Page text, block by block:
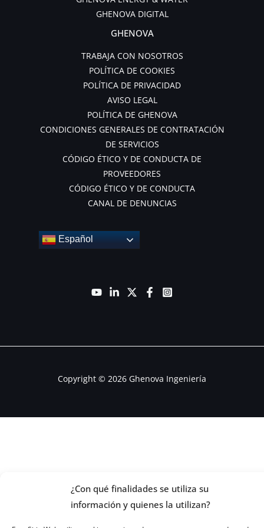
¿Con qué finalidades se utiliza su
información y quienes la utilizan?
GHENOVA DIGITAL
GHENOVA
TRABAJA CON NOSOTROS
POLÍTICA DE COOKIES
POLÍTICA DE PRIVACIDAD
AVISO LEGAL
POLÍTICA DE GHENOVA
CONDICIONES GENERALES DE CONTRATACIÓN
DE SERVICIOS
CÓDIGO ÉTICO Y DE CONDUCTA DE
PROVEEDORES
CÓDIGO ÉTICO Y DE CONDUCTA
CANAL DE DENUNCIAS
Español
Copyright © 2026 Ghenova Ingeniería